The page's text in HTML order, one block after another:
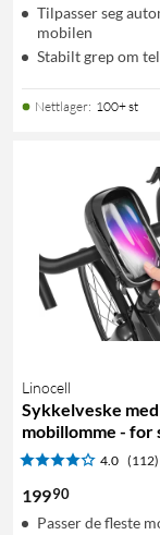
Tilpasser seg
mobilen
Stabilt grep om
Nettlager: 100+ st
Linocell
Sykkelveske med
mobillomme -
4.0 (112)
19990
Passer de fleste